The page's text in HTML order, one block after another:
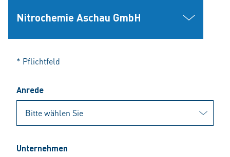
Nitrochemie Aschau GmbH
* Pflichtfeld
Anrede
Unternehmen